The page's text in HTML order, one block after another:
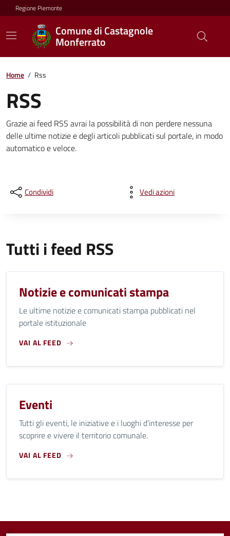
Regione Piemonte
Comune di Castagnole
Monferrato
Home / Rss
RSS
Grazie ai feed RSS avrai la possibilità di non perdere nessuna
delle ultime notizie e degli articoli pubblicati sul portale, in modo
automatico e veloce.
Condividi Vedi azioni
Tutti i feed RSS
Notizie e comunicati stampa
Le ultime notizie e comunicati stampa pubblicati nel
portale istituzionale
VAI AL FEED
Eventi
Tutti gli eventi, le iniziative e i luoghi d’interesse per
scoprire e vivere il territorio comunale.
VAI AL FEED